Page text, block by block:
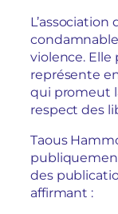
condamnable
violence.
représente
qui promeut
respect des
Taous
des
affirmant :